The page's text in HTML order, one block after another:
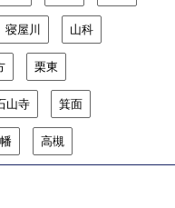
寝屋川 山科
栗東
山寺 箕面
高槻